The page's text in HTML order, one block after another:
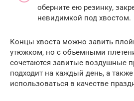
оберните ею резинку,
невидимкой под хвостом.
Концы хвоста можно завить
утюжком, но с объемными
сочетаются завитые воздушные
подходит на каждый день, а
использоваться в качестве